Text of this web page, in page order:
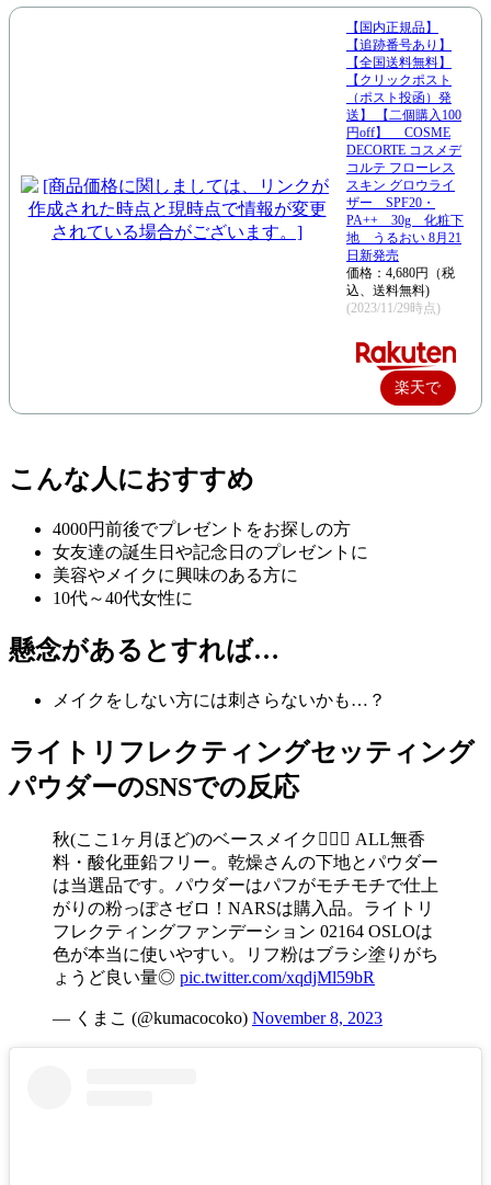
【国内正規品】
【追跡番号あり】
【全国送料無料】
【クリックポスト
（ポスト投函）発
送】 【二個購入100
円off】 COSME
DECORTE コスメデ
コルテ フローレス
スキン グロウライ
ザー SPF20・
PA++ 30g 化粧下
地 うるおい 8月21
日新発売
価格：4,680円（税
込、送料無料)
(2023/11/29時点)
楽天で
こんな人におすすめ
4000円前後でプレゼントをお探しの方
女友達の誕生日や記念日のプレゼントに
美容やメイクに興味のある方に
10代～40代女性に
懸念があるとすれば…
メイクをしない方には刺さらないかも…？
ライトリフレクティングセッティング
パウダーのSNSでの反応
秋(ここ1ヶ月ほど)のベースメイク✍🏻🍂 ALL無香
料・酸化亜鉛フリー。乾燥さんの下地とパウダー
は当選品です。パウダーはパフがモチモチで仕上
がりの粉っぽさゼロ！NARSは購入品。ライトリ
フレクティングファンデーション 02164 OSLOは
色が本当に使いやすい。リフ粉はブラシ塗りがち
ょうど良い量◎ pic.twitter.com/xqdjMl59bR
— くまこ (@kumacocoko) November 8, 2023